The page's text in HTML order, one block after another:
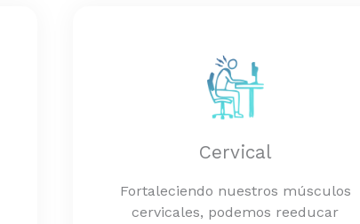
Cervical
Fortaleciendo nuestros músculos
cervicales, podemos reeducar